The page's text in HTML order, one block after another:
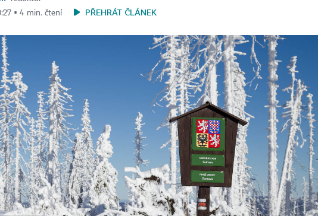
▪ 4 min. čtení
PŘEHRÁT ČLÁNEK